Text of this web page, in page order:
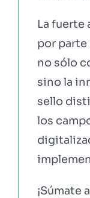
La
por parte
no sólo
sino la
sello
los
¡Súmate